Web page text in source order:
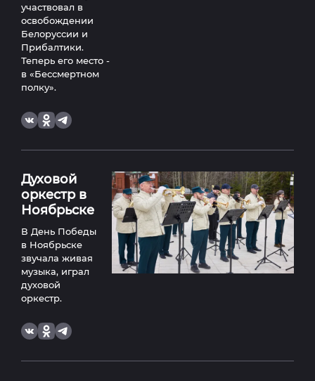
участвовал в
освобождении
Белоруссии и
Прибалтики.
Теперь его место -
в «Бессмертном
полку».
Духовой
оркестр в
Ноябрьске
В День Победы
в Ноябрьске
звучала живая
музыка, играл
духовой
оркестр.